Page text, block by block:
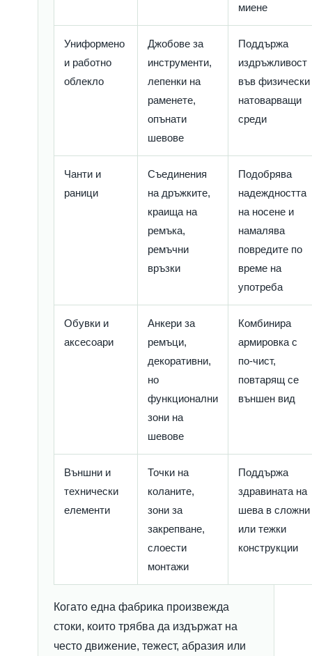
миене
Униформено
и работно
облекло
Джобове за
инструменти,
лепенки на
раменете,
опънати
шевове
Поддържа
издръжливост
във физически
натоварващи
среди
Чанти и
раници
Съединения
на дръжките,
краища на
ремъка,
ремъчни
връзки
Подобрява
надеждността
на носене и
намалява
повредите по
време на
употреба
Обувки и
аксесоари
Анкери за
ремъци,
декоративни,
но
функционални
зони на
шевове
Комбинира
армировка с
по-чист,
повтарящ се
външен вид
Външни и
технически
елементи
Точки на
коланите,
зони за
закрепване,
слоести
монтажи
Поддържа
здравината на
шева в сложни
или тежки
конструкции
Когато една фабрика произвежда
стоки, които трябва да издържат на
често движение, тежест, абразия или